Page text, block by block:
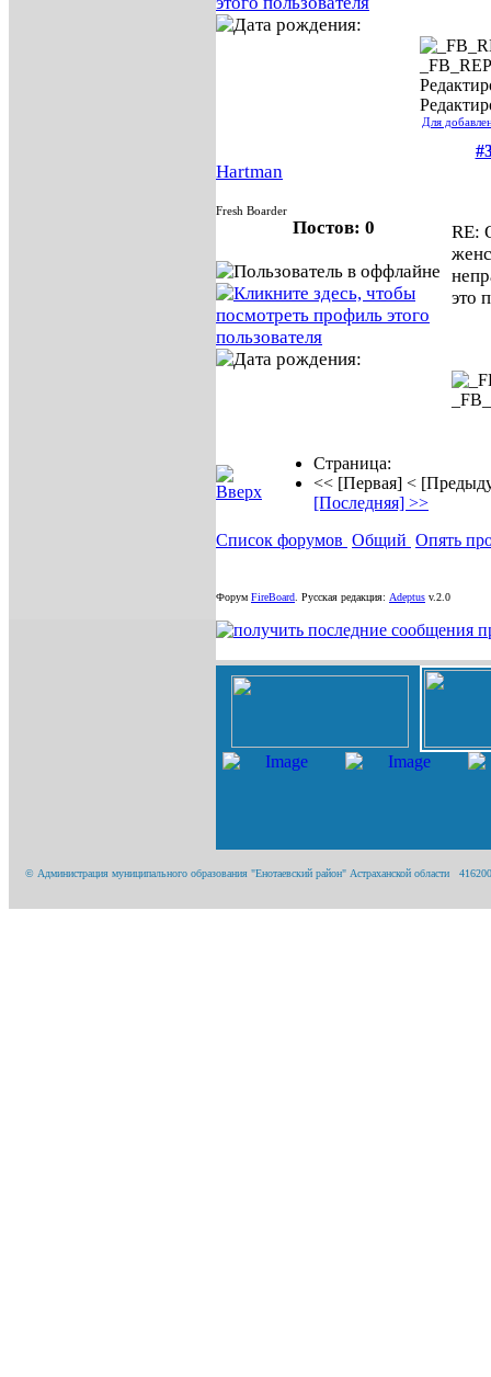
Для
Hartman
Fresh Boarder
Постов: 0
RE:
это
Страница:
<< [Первая] <
[Последняя] >>
Список форумов Общий Опять
Форум FireBoard Русская редакция: Adeptus v.2.0
© Администрация муниципального образования "Енотаевский район" Астраханской области